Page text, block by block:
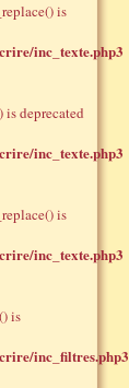
is
inc_texte.php3
is deprecated
inc_texte.php3
is
inc_texte.php3
is
inc_filtres.php3